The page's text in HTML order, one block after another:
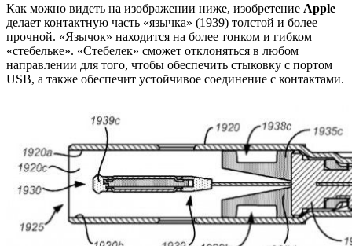
Как можно видеть на изображении ниже, изобретение Apple
делает контактную часть «язычка» (1939) толстой и более
прочной. «Язычок» находится на более тонком и гибком
«стебельке». «Стебелек» сможет отклоняться в любом
направлении для того, чтобы обеспечить стыковку с портом
USB, а также обеспечит устойчивое соединение с контактами.